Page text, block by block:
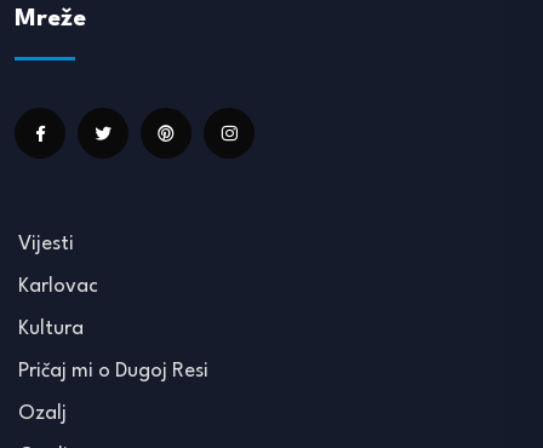
Mreže
Vijesti
Karlovac
Kultura
Pričaj mi o Dugoj Resi
Ozalj